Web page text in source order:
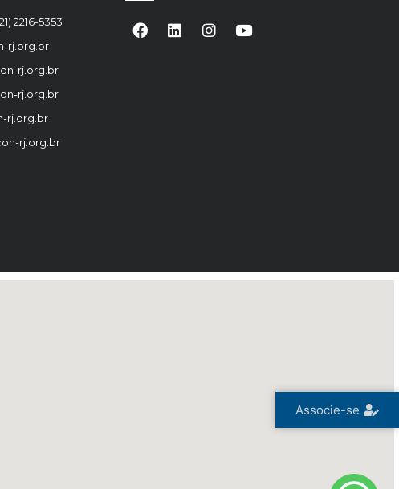
2216-5353
rj.org.br
rj.org.br
rj.org.br
rj.org.br
rj.org.br
Associe-se